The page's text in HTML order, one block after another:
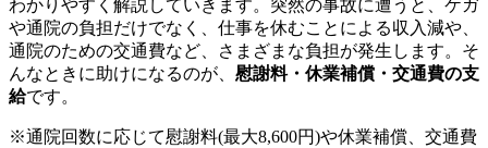
わかりやすく解説していきます。突然の事故に遭うと、ケガ
や通院の負担だけでなく、仕事を休むことによる収入減や、
通院のための交通費など、さまざまな負担が発生します。そ
んなときに助けになるのが、 慰謝料・休業補償・交通費の支
給です。
※通院回数に応じて慰謝料(最大8,600円)や休業補償、交通費